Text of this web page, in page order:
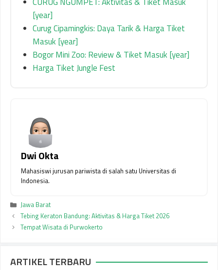
[year]
Curug Cipamingkis: Daya Tarik & Harga Tiket
Masuk [year]
Bogor Mini Zoo: Review & Tiket Masuk [year]
Harga Tiket Jungle Fest
Dwi Okta
Mahasiswi jurusan pariwista di salah satu Universitas di
Indonesia.
Kategori
Jawa Barat
Tebing Keraton Bandung: Aktivitas & Harga Tiket 2026
Tempat Wisata di Purwokerto
ARTIKEL TERBARU